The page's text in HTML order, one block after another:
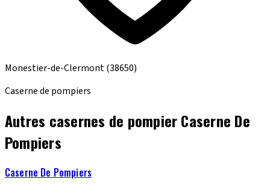
Monestier-de-Clermont(38650)
Caserne de pompiers
Autres casernes de pompier Caserne De
Pompiers
Caserne De Pompiers